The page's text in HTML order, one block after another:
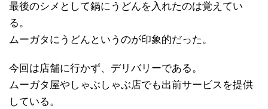
最後のシメとして鍋にうどんを入れたのは覚えてい
る。
ムーガタにうどんというのが印象的だった。
今回は店舗に行かず、デリバリーである。
ムーガタ屋やしゃぶしゃぶ店でも出前サービスを提供
している。